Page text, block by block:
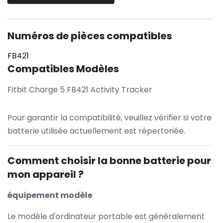
Numéros de pièces compatibles
FB421
Compatibles Modèles
Fitbit Charge 5 FB421 Activity Tracker
Pour garantir la compatibilité, veuillez vérifier si votre
batterie utilisée actuellement est répertoriée.
Comment choisir la bonne batterie pour
mon appareil ?
équipement modèle
Le modèle d'ordinateur portable est généralement